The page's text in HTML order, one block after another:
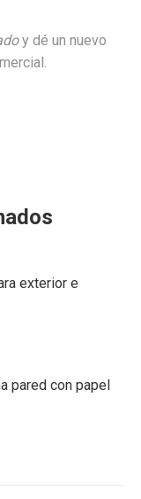
y dé un nuevo
exterior e
pared con papel